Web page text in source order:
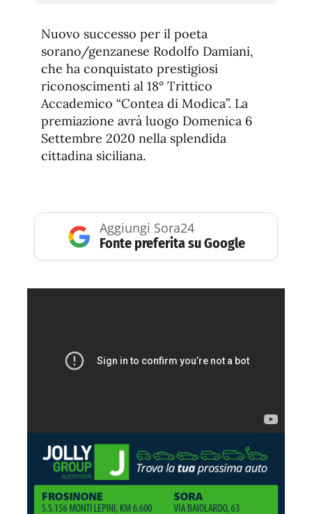
de
fuente
de
fuente.
Nuovo successo per il poeta
sorano/genzanese Rodolfo Damiani,
che ha conquistato prestigiosi
riconoscimenti al 18° Trittico
Accademico “Contea di Modica”. La
premiazione avrà luogo Domenica 6
Settembre 2020 nella splendida
cittadina siciliana.
Aggiungi Sora24
Fonte preferita su Google